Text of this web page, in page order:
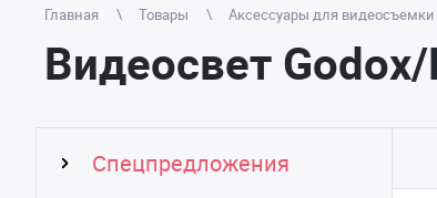
Главная Товары Аксессуары для видеосъемки
Видеосвет
Спецпредложения